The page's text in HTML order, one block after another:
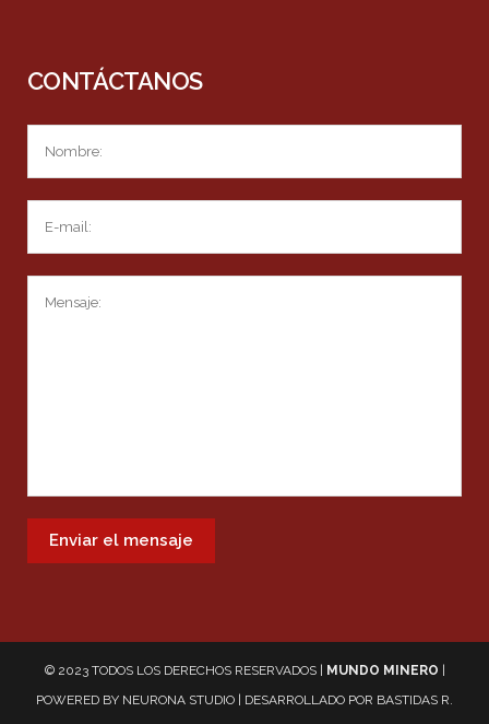
CONTÁCTANOS
© 2023 TODOS LOS DERECHOS RESERVADOS | MUNDO MINERO
POWERED BY NEURONA STUDIO | DESARROLLADO POR BASTIDAS R.